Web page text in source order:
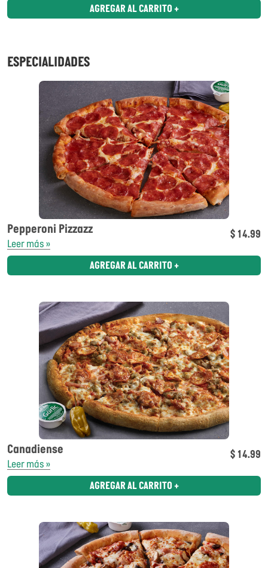
AGREGAR AL CARRITO +
ESPECIALIDADES
Pepperoni Pizzazz
Leer más »
$ 14.99
AGREGAR AL CARRITO +
Canadiense
Leer más »
$ 14.99
AGREGAR AL CARRITO +